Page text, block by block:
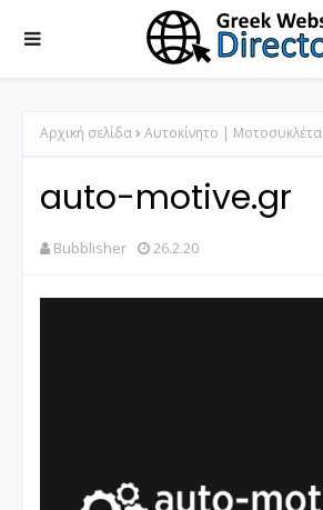
Αρχική σελίδα Αυτοκίνητο | Μοτοσυκλέτα
auto-motive.gr
Bubblisher 26.2.20